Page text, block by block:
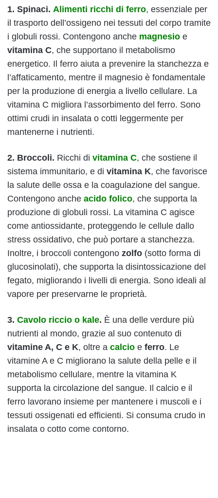
1. Spinaci. Alimenti ricchi di ferro, essenziale per
il trasporto dell’ossigeno nei tessuti del corpo tramite
i globuli rossi. Contengono anche magnesio e
vitamina C, che supportano il metabolismo
energetico. Il ferro aiuta a prevenire la stanchezza e
l’affaticamento, mentre il magnesio è fondamentale
per la produzione di energia a livello cellulare. La
vitamina C migliora l’assorbimento del ferro. Sono
ottimi crudi in insalata o cotti leggermente per
mantenerne i nutrienti.
2. Broccoli. Ricchi di vitamina C, che sostiene il
sistema immunitario, e di vitamina K, che favorisce
la salute delle ossa e la coagulazione del sangue.
Contengono anche acido folico, che supporta la
produzione di globuli rossi. La vitamina C agisce
come antiossidante, proteggendo le cellule dallo
stress ossidativo, che può portare a stanchezza.
Inoltre, i broccoli contengono zolfo (sotto forma di
glucosinolati), che supporta la disintossicazione del
fegato, migliorando i livelli di energia. Sono ideali al
vapore per preservarne le proprietà.
3. Cavolo riccio o kale. È una delle verdure più
nutrienti al mondo, grazie al suo contenuto di
vitamine A, C e K, oltre a calcio e ferro. Le
vitamine A e C migliorano la salute della pelle e il
metabolismo cellulare, mentre la vitamina K
supporta la circolazione del sangue. Il calcio e il
ferro lavorano insieme per mantenere i muscoli e i
tessuti ossigenati ed efficienti. Si consuma crudo in
insalata o cotto come contorno.